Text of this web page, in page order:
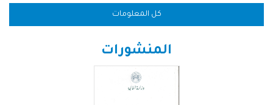
كل المعلومات
المنشورات